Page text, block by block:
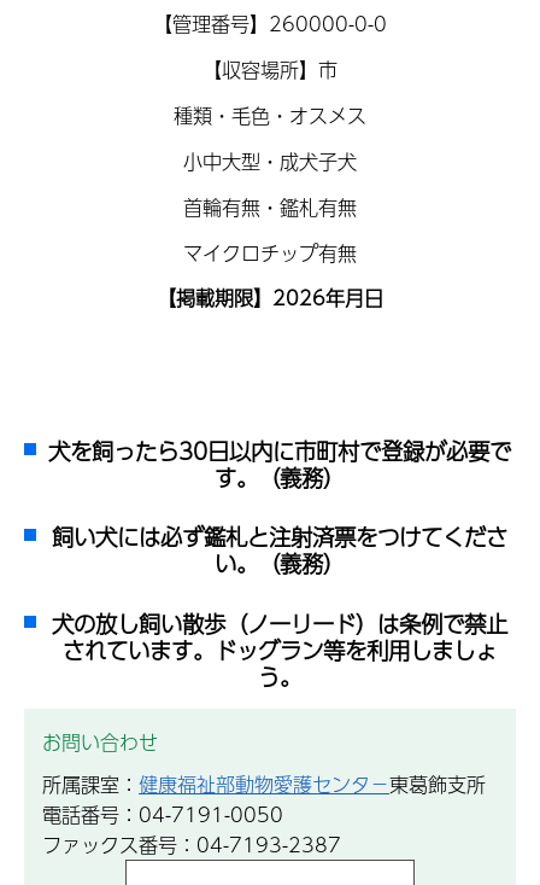
【管理番号】260000-0-0
【収容場所】市
種類・毛色・オスメス
小中大型・成犬子犬
首輪有無・鑑札有無
マイクロチップ有無
【掲載期限】2026年月日
犬を飼ったら30日以内に市町村で登録が必要で
す。（義務）
飼い犬には必ず鑑札と注射済票をつけてくださ
い。（義務）
犬の放し飼い散歩（ノーリード）は条例で禁止
されています。ドッグラン等を利用しましょ
う。
お問い合わせ
所属課室： 健康福祉部動物愛護センタ−東葛飾支所
電話番号：04-7191-0050
ファックス番号：04-7193-2387